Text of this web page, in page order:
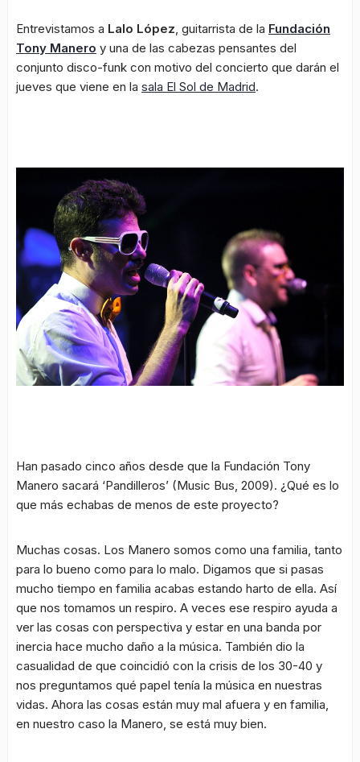
Entrevistamos a Lalo López, guitarrista de la Fundación
Tony Manero y una de las cabezas pensantes del
conjunto disco-funk con motivo del concierto que darán el
jueves que viene en la sala El Sol de Madrid.
Han pasado cinco años desde que la Fundación Tony
Manero sacará ‘Pandilleros’ (Music Bus, 2009). ¿Qué es lo
que más echabas de menos de este proyecto?
Muchas cosas. Los Manero somos como una familia, tanto
para lo bueno como para lo malo. Digamos que si pasas
mucho tiempo en familia acabas estando harto de ella. Así
que nos tomamos un respiro. A veces ese respiro ayuda a
ver las cosas con perspectiva y estar en una banda por
inercia hace mucho daño a la música. También dio la
casualidad de que coincidió con la crisis de los 30-40 y
nos preguntamos qué papel tenía la música en nuestras
vidas. Ahora las cosas están muy mal afuera y en familia,
en nuestro caso la Manero, se está muy bien.